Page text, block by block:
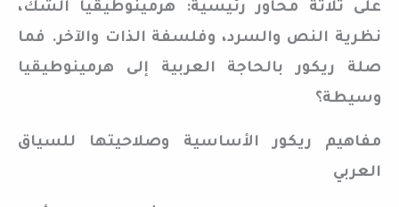
على ثلاثة محاور رئيسية: هرمينوطيقيا الشك،
نظرية النص والسرد، وفلسفة الذات والآخر. فما
صلة ريكور بالحاجة العربية إلى هرمينوطيقيا
وسيطة؟
مفاهيم ريكور الأساسية وصلاحيتها للسياق
العربي